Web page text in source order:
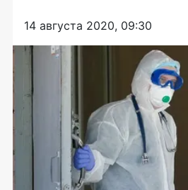
14 августа 2020, 09:30